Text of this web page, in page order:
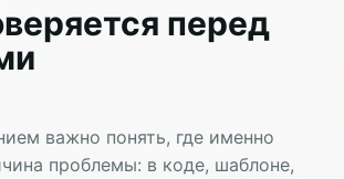
перед
важно понять, где именно
проблемы: в коде, шаблоне,